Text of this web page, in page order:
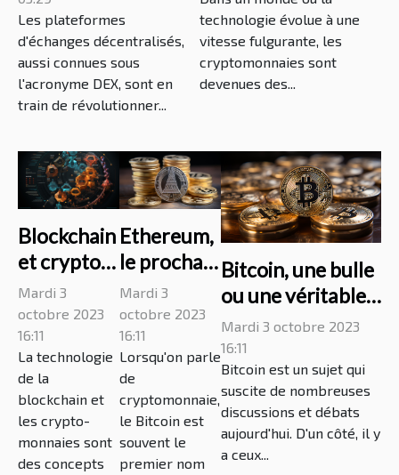
précautions à
prendre pour les
utilisateurs
Les plateformes
d'échanges décentralisés,
aussi connues sous
l'acronyme DEX, sont en
train de révolutionner...
responsables
technologie évolue à une
vitesse fulgurante, les
cryptomonnaies sont
devenues des...
Blockchain
et crypto-
monnaies,
quels
enjeux
pour
demain?
Mardi 3
octobre 2023
16:11
La technologie
de la
blockchain et
les crypto-
monnaies sont
des concepts
Ethereum,
le prochain
Bitcoin?
Mardi 3
octobre 2023
16:11
Lorsqu'on parle
de
cryptomonnaie,
le Bitcoin est
souvent le
premier nom
Bitcoin, une bulle
ou une véritable
opportunité
d'investissement?
Mardi 3 octobre 2023
16:11
Bitcoin est un sujet qui
suscite de nombreuses
discussions et débats
aujourd'hui. D'un côté, il y
a ceux...